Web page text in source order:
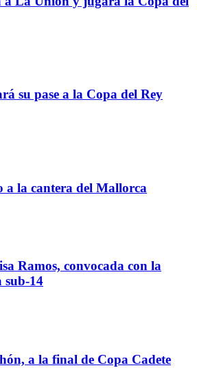
su pase a la Copa del Rey
a la cantera del Mallorca
Ramos, convocada con la
sub-14
a la final de Copa Cadete